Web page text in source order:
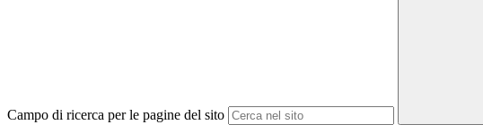
Campo di ricerca per le pagine del sito